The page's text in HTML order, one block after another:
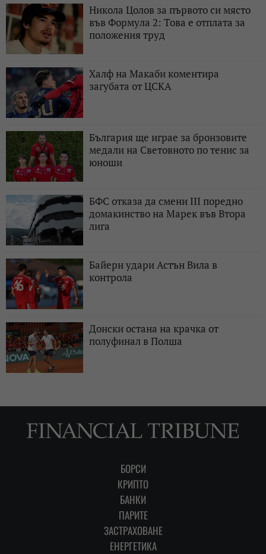
Никола Цолов за първото си място
във Формула 2: Това е отплата за
положения труд
Халф на Макаби коментира
загубата от ЦСКА
България ще играе за бронзовите
медали на Световното по тенис за
юноши
БФС отказа да смени III поредно
домакинство на Марек във Втора
лига
Байерн удари Астън Вила в
контрола
Донски остана на крачка от
полуфинал в Полша
БОРСИ
КРИПТО
БАНКИ
ПАРИТЕ
ЗАСТРАХОВАНЕ
ЕНЕРГЕТИКА